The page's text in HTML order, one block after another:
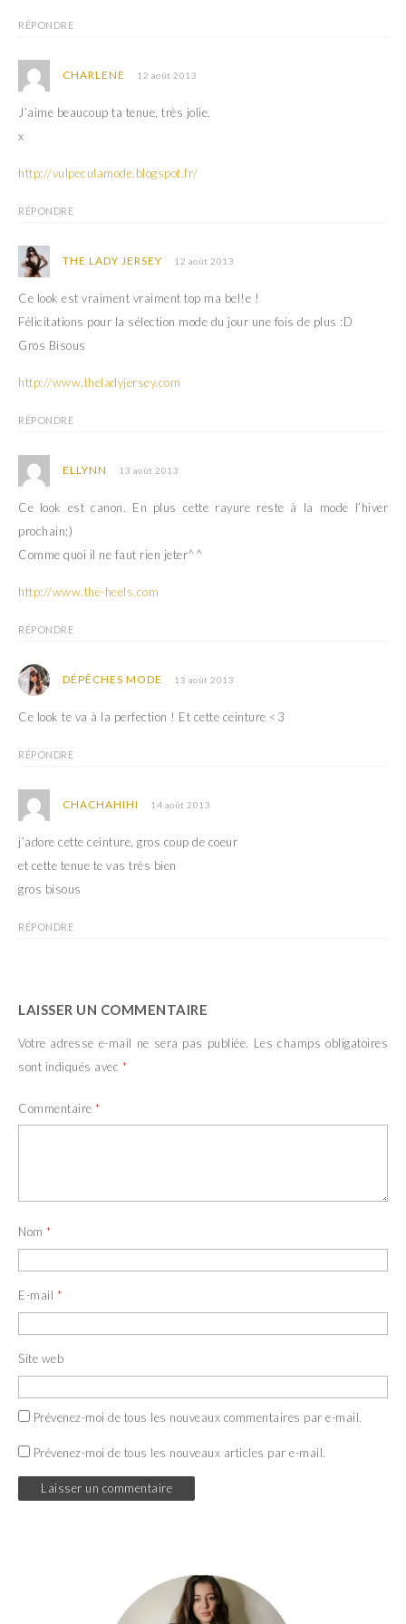
RÉPONDRE
CHARLENE 12 août 2013
J’aime beaucoup ta tenue, très jolie.
x
http://vulpeculamode.blogspot.fr/
RÉPONDRE
THE LADY JERSEY 12 août 2013
Ce look est vraiment vraiment top ma bel!e !
Félicitations pour la sélection mode du jour une fois de plus :D
Gros Bisous
http://www.theladyjersey.com
RÉPONDRE
ELLYNN 13 août 2013
Ce look est canon. En plus cette rayure reste à la mode l’hiver
prochain;)
Comme quoi il ne faut rien jeter^^
http://www.the-heels.com
RÉPONDRE
DÉPÊCHES MODE 13 août 2013
Ce look te va à la perfection ! Et cette ceinture <3
RÉPONDRE
CHACHAHIHI 14 août 2013
j’adore cette ceinture, gros coup de coeur
et cette tenue te vas très bien
gros bisous
RÉPONDRE
LAISSER UN COMMENTAIRE
Votre adresse e-mail ne sera pas publiée. Les champs obligatoires
sont indiqués avec *
Commentaire *
Nom *
E-mail *
Site web
Prévenez-moi de tous les nouveaux commentaires par e-mail.
Prévenez-moi de tous les nouveaux articles par e-mail.